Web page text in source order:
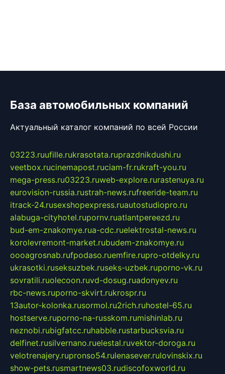
База автомобильных компаний
Актуальный каталог компаний по всей России
03223.ruufille.rukrasotata.ruprazdnikdushi.ru
veetbox.rucinemapost.ruciam-fr.rukraft-you.ru
mega-press.ru03223.ruweb-explore.rurastenuya.ru
eurovision-russia.rustrah-news.rufreeride-team.ru
itrack-24.rusexshopexpress.ruautostudiopro.ru
alabuga-cityhotel.rupornv.ruatlantpereezd.ru
bud-em-znakomye.rua-cdc.ruelektrostal-news.ru
korolevremont-market.rubudem-znakomye.ru
oooagrosnab.rufpodaso.ruemfire.rupro-otdelky.ru
ukrasotki.ruseksuzbek.ruseks-uzbek.ruporno-vk.ru
sovratili.ruolecoon.ruvd-dosug.ruadonyev.ru
rbc-news.ruporno-skvirt.rukrospr.ru
13autor-kolonka.rusormol.ru2rich.ruhostel-65.ru
hostserve.ruporno-na-russkom.rumishinlab.ru
neznobi.rubigfatcc.ruhabble.rustarbucksvia.ru
delfinet.rusilvernano.ruelestal.ruvektor-doroga.ru
velotrenajery.rupronso54.rulenasever.rulovinskix.ru
show-pets.rusmartnews03.rudiscofoxworld.ru